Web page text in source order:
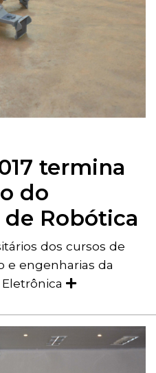
termina
do
Robótica
dos cursos de
e engenharias da